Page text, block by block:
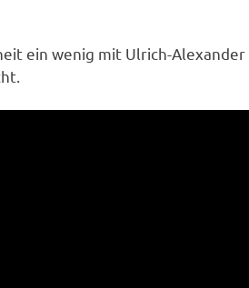
ein wenig mit Ulrich-Alexander